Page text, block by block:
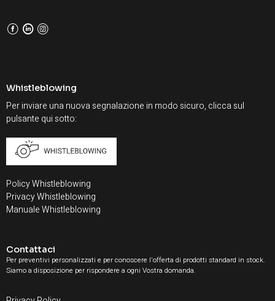
F L I
Whistleblowing
Per inviare una nuova segnalazione in modo sicuro, clicca sul
pulsante qui sotto:
Policy Whistleblowing
Privacy Whistleblowing
Manuale Whistleblowing
Contattaci
Per preventivi personalizzati e per conoscere l'offerta di prodotti standard in stock.
Siamo a disposizione per rispondere a ogni Vostra domanda.